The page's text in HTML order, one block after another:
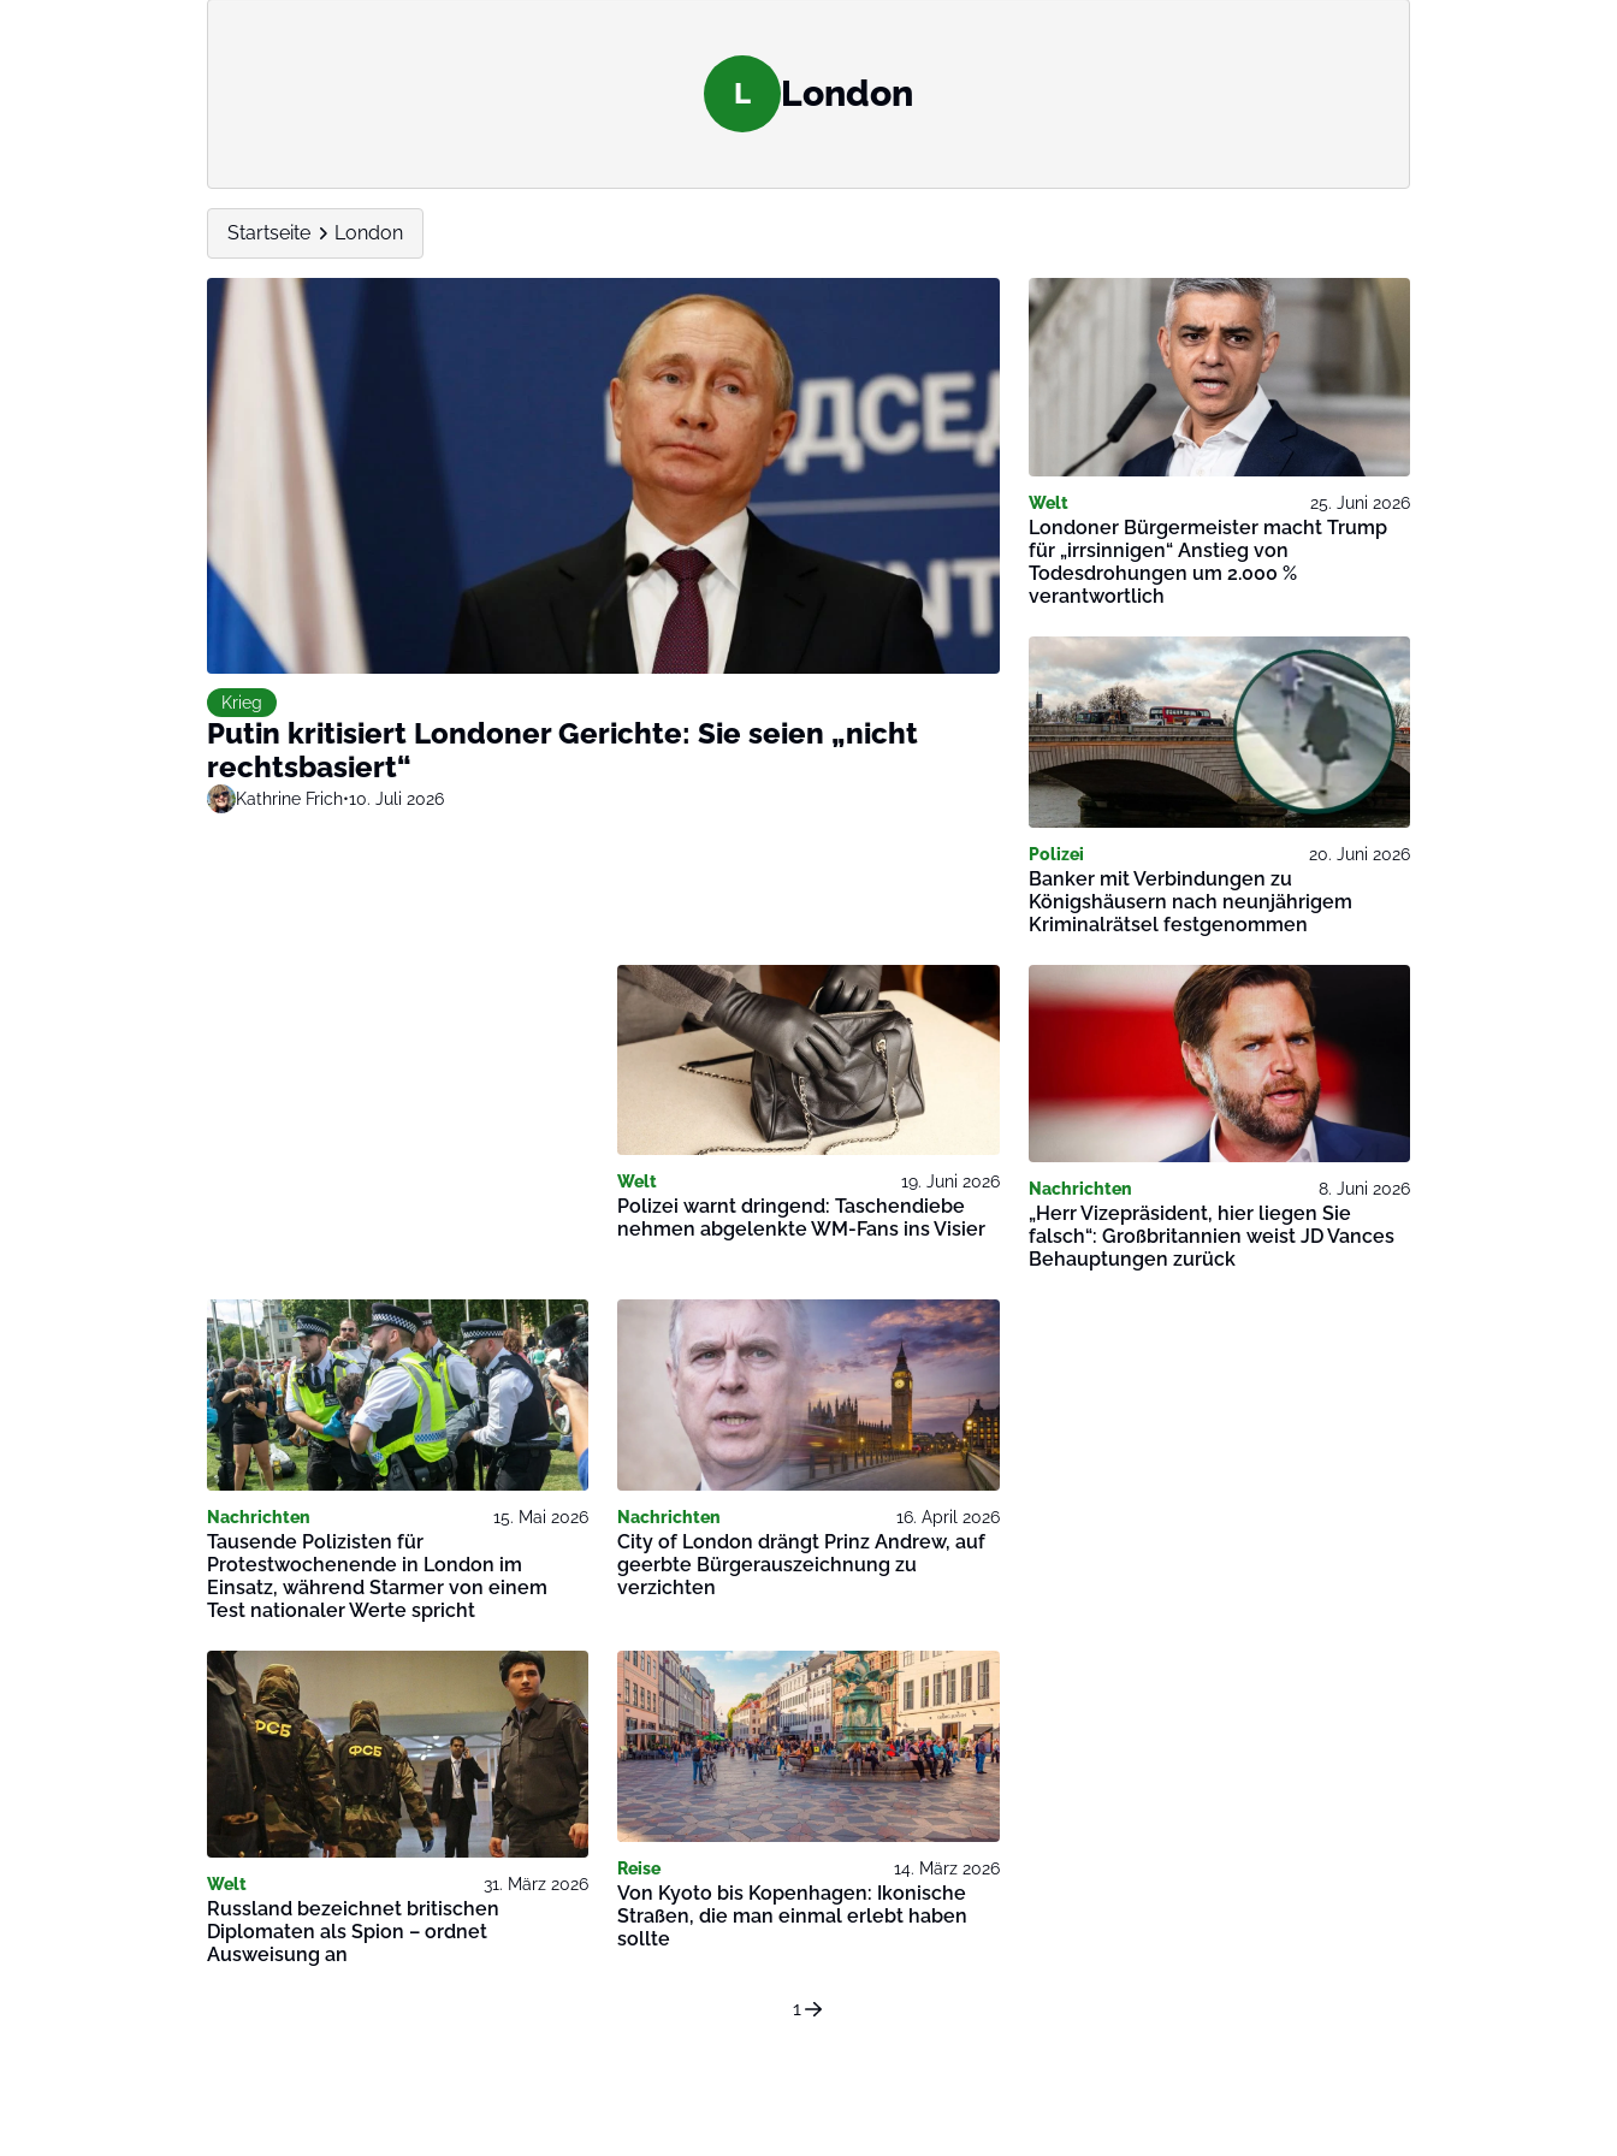
L London
Startseite London
Krieg
Putin kritisiert Londoner Gerichte: Sie seien „nicht
rechtsbasiert“
Kathrine Frich•10. Juli 2026
Welt 25. Juni 2026
Londoner Bürgermeister macht Trump
für „irrsinnigen“ Anstieg von
Todesdrohungen um 2.000 %
verantwortlich
Polizei 20. Juni 2026
Banker mit Verbindungen zu
Königshäusern nach neunjährigem
Kriminalrätsel festgenommen
Welt 19. Juni 2026
Polizei warnt dringend: Taschendiebe
nehmen abgelenkte WM-Fans ins Visier
Nachrichten 8. Juni 2026
„Herr Vizepräsident, hier liegen Sie
falsch“: Großbritannien weist JD Vances
Behauptungen zurück
Nachrichten 15. Mai 2026
Tausende Polizisten für
Protestwochenende in London im
Einsatz, während Starmer von einem
Test nationaler Werte spricht
Nachrichten 16. April 2026
City of London drängt Prinz Andrew, auf
geerbte Bürgerauszeichnung zu
verzichten
Welt 31. März 2026
Russland bezeichnet britischen
Diplomaten als Spion – ordnet
Ausweisung an
Reise 14. März 2026
Von Kyoto bis Kopenhagen: Ikonische
Straßen, die man einmal erlebt haben
sollte
1